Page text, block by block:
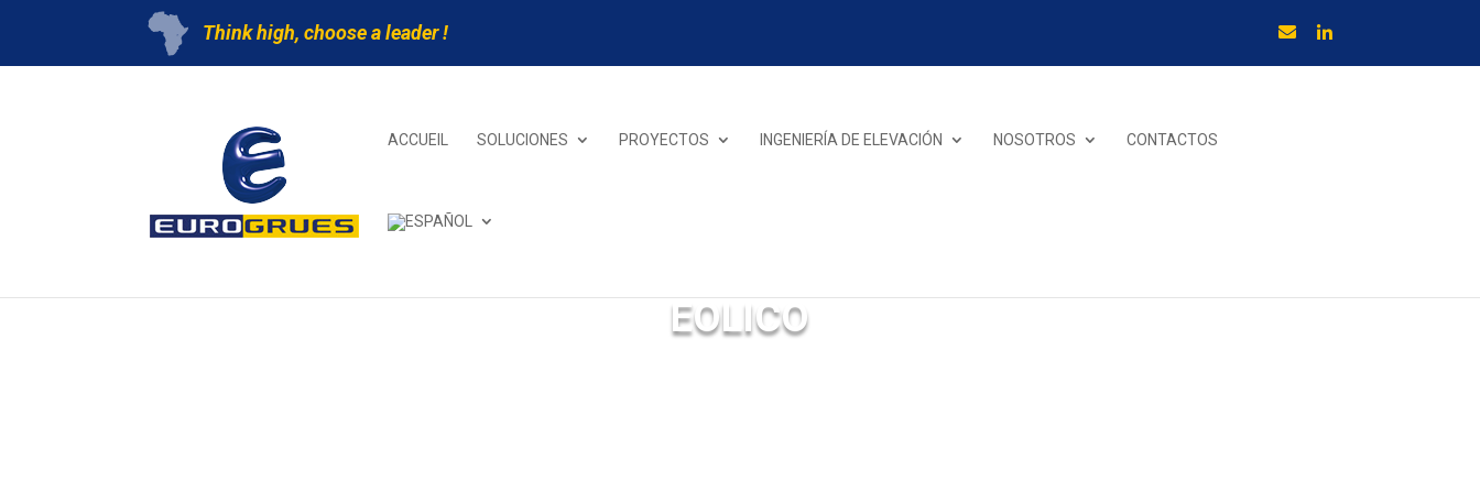
Think high, choose a leader !
ACCUEIL SOLUCIONES PROYECTOS INGENIERÍA DE ELEVACIÓN NOSOTROS CONTACTOS
EOLICO